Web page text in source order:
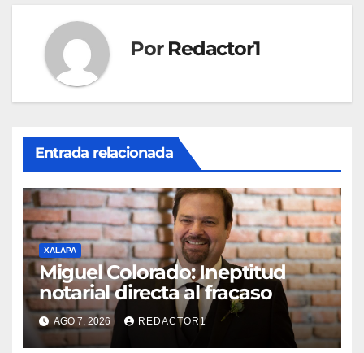
Por Redactor1
Entrada relacionada
XALAPA
Miguel Colorado: Ineptitud
notarial directa al fracaso
AGO 7, 2026 REDACTOR1